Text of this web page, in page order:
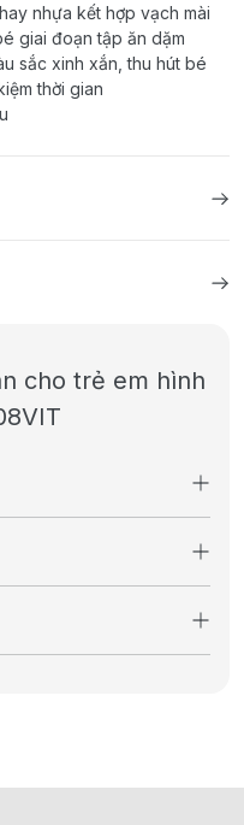
nhựa kết hợp vạch mài
giai đoạn tập ăn dặm
sắc xinh xắn, thu hút bé
thời gian
cho trẻ em hình